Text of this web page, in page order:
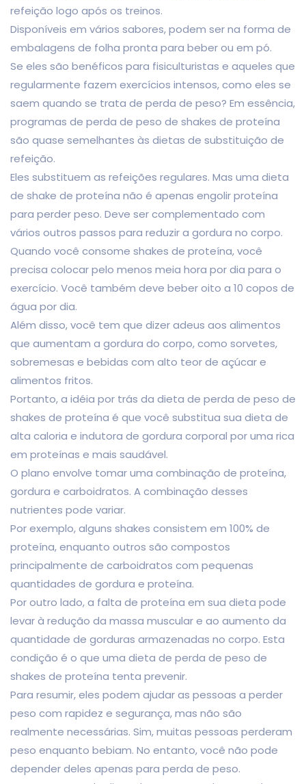
refeição logo após os treinos.
Disponíveis em vários sabores, podem ser na forma de
embalagens de folha pronta para beber ou em pó.
Se eles são benéficos para fisiculturistas e aqueles que
regularmente fazem exercícios intensos, como eles se
saem quando se trata de perda de peso? Em essência,
programas de perda de peso de shakes de proteína
são quase semelhantes às dietas de substituição de
refeição.
Eles substituem as refeições regulares. Mas uma dieta
de shake de proteína não é apenas engolir proteína
para perder peso. Deve ser complementado com
vários outros passos para reduzir a gordura no corpo.
Quando você consome shakes de proteína, você
precisa colocar pelo menos meia hora por dia para o
exercício. Você também deve beber oito a 10 copos de
água por dia.
Além disso, você tem que dizer adeus aos alimentos
que aumentam a gordura do corpo, como sorvetes,
sobremesas e bebidas com alto teor de açúcar e
alimentos fritos.
Portanto, a idéia por trás da dieta de perda de peso de
shakes de proteína é que você substitua sua dieta de
alta caloria e indutora de gordura corporal por uma rica
em proteínas e mais saudável.
O plano envolve tomar uma combinação de proteína,
gordura e carboidratos. A combinação desses
nutrientes pode variar.
Por exemplo, alguns shakes consistem em 100% de
proteína, enquanto outros são compostos
principalmente de carboidratos com pequenas
quantidades de gordura e proteína.
Por outro lado, a falta de proteína em sua dieta pode
levar à redução da massa muscular e ao aumento da
quantidade de gorduras armazenadas no corpo. Esta
condição é o que uma dieta de perda de peso de
shakes de proteína tenta prevenir.
Para resumir, eles podem ajudar as pessoas a perder
peso com rapidez e segurança, mas não são
realmente necessárias. Sim, muitas pessoas perderam
peso enquanto bebiam. No entanto, você não pode
depender deles apenas para perda de peso.